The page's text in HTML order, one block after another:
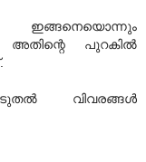
ഇങ്ങനെയൊന്നും
അതിന്റെ പുറകില്‍
വിവരങ്ങള്‍